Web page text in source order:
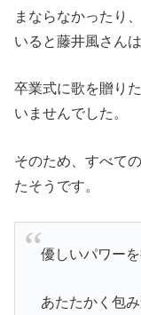
まならなかったり、
いると藤井風さん
卒業式に歌を贈り
いませんでした。
そのため、すべて
たそうです。
優しいパワー
あたたかく包